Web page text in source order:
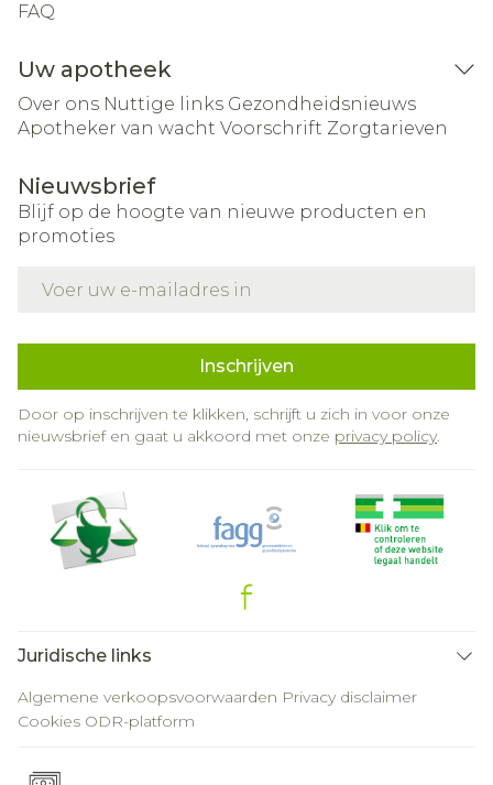
FAQ
Uw apotheek
Over ons Nuttige links Gezondheidsnieuws
Apotheker van wacht Voorschrift Zorgtarieven
Nieuwsbrief
Blijf op de hoogte van nieuwe producten en
promoties
Inschrijven
Door op inschrijven te klikken, schrijft u zich in voor onze
nieuwsbrief en gaat u akkoord met onze privacy policy.
Juridische links
Algemene verkoopsvoorwaarden Privacy disclaimer
Cookies ODR-platform